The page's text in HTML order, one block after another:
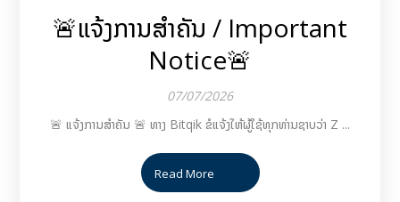
🚨ແຈ້ງການສຳຄັນ / Important
Notice🚨
07/07/2026
🚨 ແຈ້ງການສຳຄັນ 🚨 ທາງ Bitqik ຂໍແຈ້ງໃຫ້ຜູ້ໃຊ້ທຸກທ່ານຊາບວ່າ Z ...
Read More